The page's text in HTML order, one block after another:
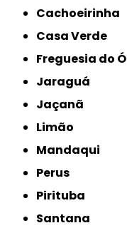
Cachoeirinha
Casa Verde
Freguesia do Ó
Jaraguá
Jaçanã
Limão
Mandaqui
Perus
Pirituba
Santana